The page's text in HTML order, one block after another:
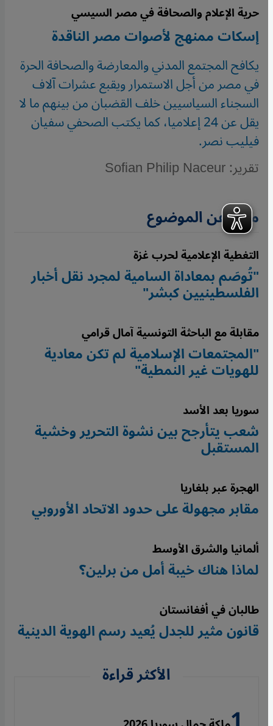
حرية الإعلام والصحافة في مصر السيسي
إسكات ممنهج لأصوات مصر الناقدة
يكافح المجتمع المدني والمعارضة والصحافة الحرة
في مصر من أجل الاستمرار ويقبع عشرات آلاف
السجناء السياسيين خلف القضبان من بينهم ما لا
يقل عن 24 إعلاميا، كما يكتب الصحفي سفيان
فيليب نصر.
تقرير: Sofian Philip Naceur
مزيد عن الموضوع
التغطية الإعلامية لحرب غزة
"تُوصَم بمعاداة السامية لمجرد نقل أخبار
الفلسطينيين كبشر"
مقابلة مع الباحثة التونسية آمال قرامي
"المجتمعات الإسلامية لم تكن معادية
للهويات غير النمطية"
سوريا بعد الأسد
شعب يتأرجح بين نشوة التحرير وخشية
المستقبل
الهجرة عبر بلغاريا
مقابر مجهولة على حدود الاتحاد الأوروبي
ألمانيا والشرق الأوسط
لماذا هناك خيبة أمل من برلين؟
طالبان في أفغانستان
قانون مثير للجدل يُعيد رسم الهوية الدينية
الأكثر قراءة